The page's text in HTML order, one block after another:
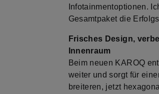
Infotainmentoptionen.
Gesamtpaket die
Frisches Design,
Innenraum
Beim neuen KAROQ
weiter und sorgt für
breiteren, jetzt